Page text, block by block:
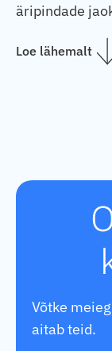
äripindade
Loe lähemalt
Võtke
aitab teid.